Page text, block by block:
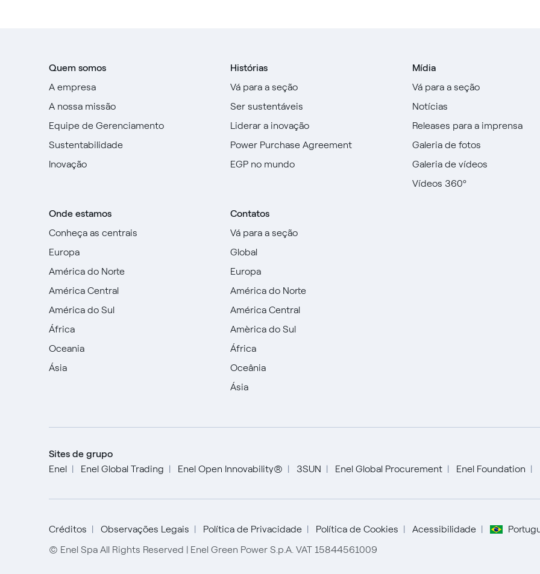
Quem somos
A empresa
A nossa missão
Equipe de Gerenciamento
Sustentabilidade
Inovação
Onde estamos
Conheça as centrais
Europa
América do Norte
América Central
América do Sul
África
Oceania
Ásia
Histórias
Vá para a seção
Ser sustentáveis
Liderar a inovação
Power Purchase Agreement
EGP no mundo
Contatos
Vá para a seção
Global
Europa
América do Norte
América Central
Amèrica do Sul
África
Oceânia
Ásia
Mídia
Vá para a seção
Notícias
Releases para a imprensa
Galeria de fotos
Galeria de vídeos
Vídeos 360º
Sites de grupo
Enel
Enel Global Trading Enel Open Innovability® 3SUN Enel Global Procurement Enel Foundation
Créditos Observações Legais Política de Privacidade Política de Cookies Acessibilidade
Español
Portugués (BR)
© Enel Spa All Rights Reserved | Enel Green Power S.p.A. VAT 15844561009